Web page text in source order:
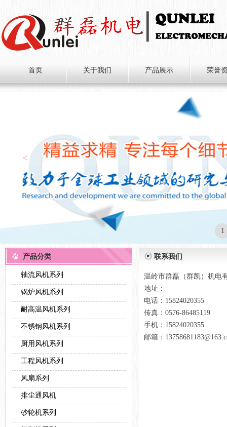
首页 关于我们 产品展示 荣誉
1
<
联系我们
温岭市群磊（群凯）机电
地址：
电话：15824020355
传真：0576-86485119
手机：15824020355
邮箱：
产品分类
轴流风机系列
锅炉风机系列
耐高温风机系列
不锈钢风机系列
厨用风机系列
工程风机系列
风扇系列
排尘通风机
砂轮机系列